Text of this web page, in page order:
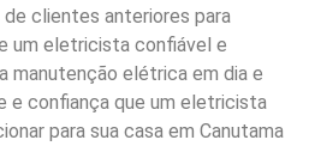
clientes anteriores para
um eletricista confiável e
manutenção elétrica em dia e
e confiança que um eletricista
para sua casa em Canutama